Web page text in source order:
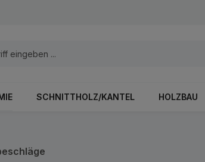
SCHNITTHOLZ/KANTEL HOLZBAU